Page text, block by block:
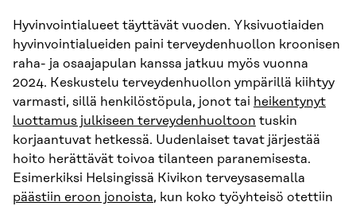
Hyvinvointialueet täyttävät vuoden. Yksivuotiaiden
hyvinvointialueiden paini terveydenhuollon kroonisen
raha- ja osaajapulan kanssa jatkuu myös vuonna
2024. Keskustelu terveydenhuollon ympärillä kiihtyy
varmasti, sillä henkilöstöpula, jonot tai heikentynyt
luottamus julkiseen terveydenhuoltoon tuskin
korjaantuvat hetkessä. Uudenlaiset tavat järjestää
hoito herättävät toivoa tilanteen paranemisesta.
Esimerkiksi Helsingissä Kivikon terveysasemalla
päästiin eroon jonoista, kun koko työyhteisö otettiin